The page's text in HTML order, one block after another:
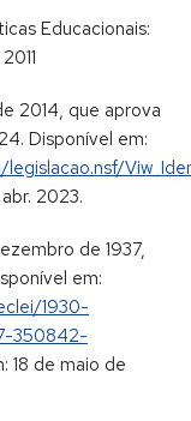
Educacionais:
2014, que aprova
Disponível em:
2023.
de 1937,
em:
1930-
350842-
18 de maio de